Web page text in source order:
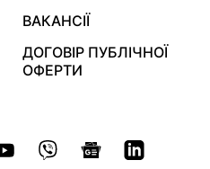
ВАКАНСІЇ
ДОГОВІР ПУБЛІЧНОЇ
ОФЕРТИ